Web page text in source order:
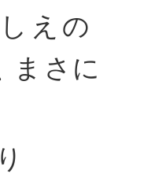
えの
まさ に
帰り